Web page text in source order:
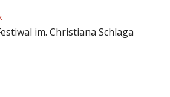
im. Christiana Schlaga